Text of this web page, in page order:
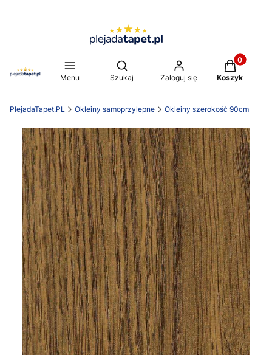
Menu
Otwórz wyszukiwarkę
Szukaj Zaloguj się
Produkty
Koszyk
PlejadaTapet.PL Okleiny samoprzylepne Okleiny szerokość 90cm